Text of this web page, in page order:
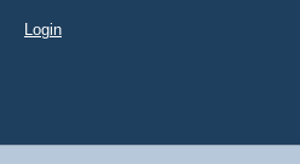
Login